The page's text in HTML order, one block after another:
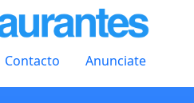
Contacto Anunciate